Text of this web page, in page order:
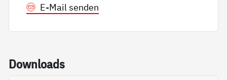
E-Mail senden
Down­loads